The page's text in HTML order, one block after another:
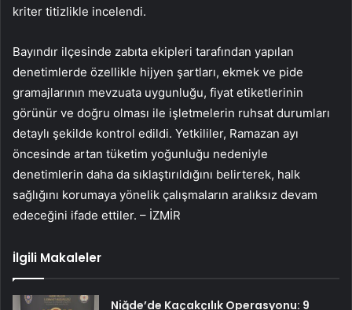
kriter titizlikle incelendi.
Bayındır ilçesinde zabıta ekipleri tarafından yapılan
denetimlerde özellikle hijyen şartları, ekmek ve pide
gramajlarının mevzuata uygunluğu, fiyat etiketlerinin
görünür ve doğru olması ile işletmelerin ruhsat durumları
detaylı şekilde kontrol edildi. Yetkililer, Ramazan ayı
öncesinde artan tüketim yoğunluğu nedeniyle
denetimlerin daha da sıklaştırıldığını belirterek, halk
sağlığını korumaya yönelik çalışmaların aralıksız devam
edeceğini ifade ettiler. – İZMİR
İlgili Makaleler
Niğde’de Kaçakçılık Operasyonu: 9